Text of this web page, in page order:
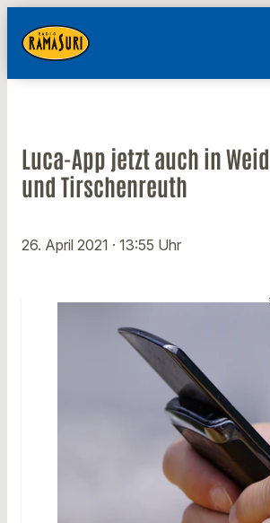
Luca-App jetzt auch in
und Tirschenreuth
26. April 2021 · 13:55 Uhr